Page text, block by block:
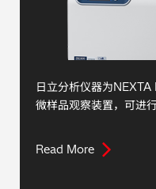
日立分析仪器为
微样品观察装置，可进
Read More